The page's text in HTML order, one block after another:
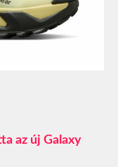
az új Galaxy